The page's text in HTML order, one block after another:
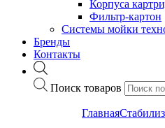
Корпуса
Фильтр-картон
Системы мойки
Бренды
Контакты
Поиск товаров
Главная